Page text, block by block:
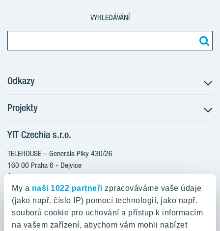
My a naši 1022 partneři zpracováváme vaše údaje
(jako např. číslo IP) pomocí technologií, jako např.
souborů cookie pro uchování a přístup k informacím
na vašem zařízení, abychom vám mohli nabízet
VYHLEDÁVÁNÍ
Odkazy
Postup koupě
Klientské změny
Aktuality
Blog
Kariéra
O nás
YIT PLUS
Projekty
RANTA Barrandov III
RANTA Barrandov IV
TOIVO Roztyly II
KALEVALA
VIRTA Kladno
KATTILA Kamýk
YIT Czechia s.r.o.
TELEHOUSE – Generála Píky 430/26
160 00 Praha 6 - Dejvice
Česká republika
800 200 666
domov@yit.cz